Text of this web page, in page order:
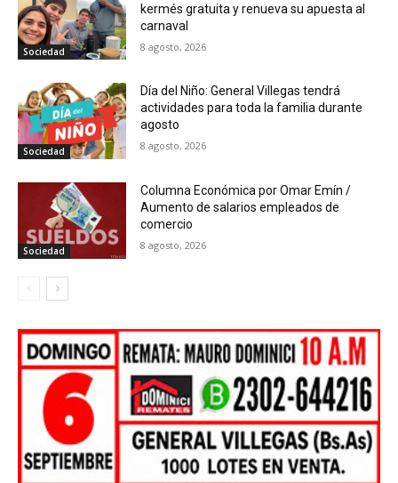
Sociedad
kermés gratuita y renueva su apuesta al
carnaval
8 agosto, 2026
Sociedad
Día del Niño: General Villegas tendrá
actividades para toda la familia durante
agosto
8 agosto, 2026
Sociedad
Columna Económica por Omar Emín /
Aumento de salarios empleados de
comercio
8 agosto, 2026